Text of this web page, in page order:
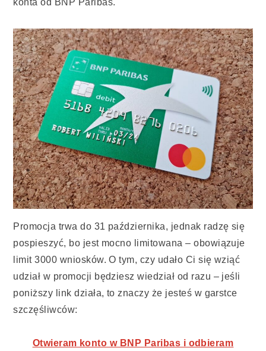
konta od BNP Paribas.
Promocja trwa do 31 października, jednak radzę się
pospieszyć, bo jest mocno limitowana – obowiązuje
limit 3000 wniosków. O tym, czy udało Ci się wziąć
udział w promocji będziesz wiedział od razu – jeśli
poniższy link działa, to znaczy że jesteś w garstce
szczęśliwców:
Otwieram konto w BNP Paribas i odbieram